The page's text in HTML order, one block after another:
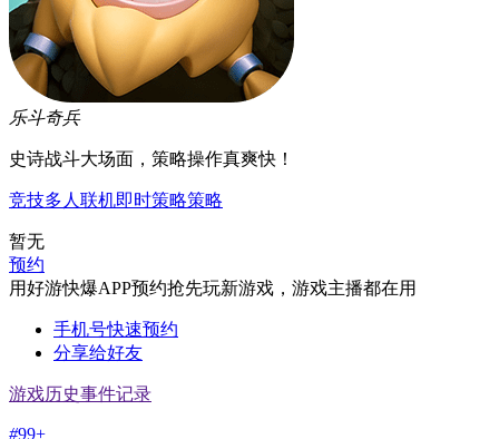
乐斗奇兵
史诗战斗大场面，策略操作真爽快！
竞技多人联机即时策略策略
暂无
预约
用好游快爆APP预约抢先玩新游戏，游戏主播都在用
手机号快速预约
分享给好友
游戏历史事件记录
#99+